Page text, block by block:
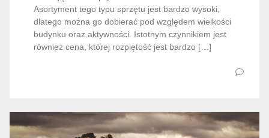
Asortyment tego typu sprzętu jest bardzo wysoki,
dlatego można go dobierać pod względem wielkości
budynku oraz aktywności. Istotnym czynnikiem jest
również cena, której rozpiętość jest bardzo […]